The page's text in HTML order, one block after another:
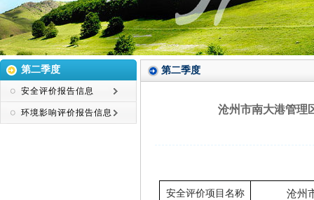
第二季度
安全评价报告信息
环境影响评价报告信息
第二季度
沧州市南大港管理
安全评价项目名称 沧州